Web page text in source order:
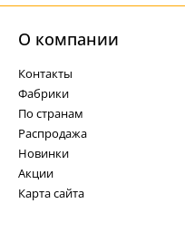
О компании
Контакты
Фабрики
По странам
Распродажа
Новинки
Акции
Карта сайта